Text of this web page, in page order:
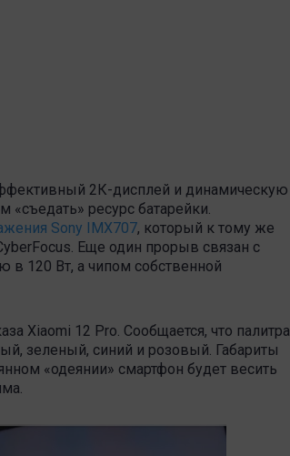
2К-дисплей и динамическую
«съедать» ресурс батарейки.
Sony IMX707, который к тому же
Еще один прорыв связан с
в 120 Вт, а чипом собственной
Xiaomi 12 Pro. Сообщается, что палитра
зеленый, синий и розовый. Габариты
«одеянии» смартфон будет весить